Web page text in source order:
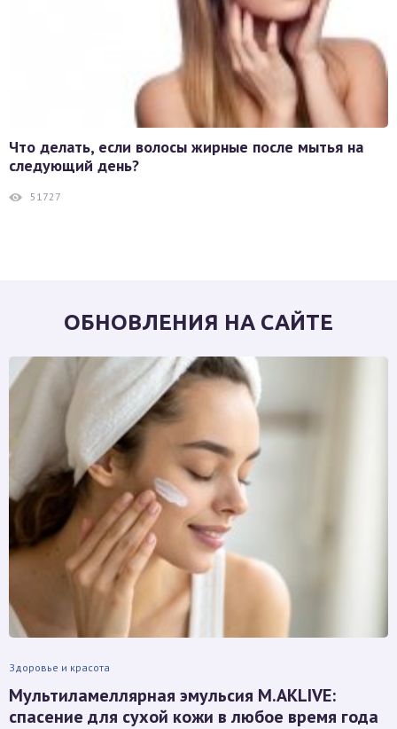
Что делать, если волосы жирные после мытья на
следующий день?
51727
ОБНОВЛЕНИЯ НА САЙТЕ
Здоровье и красота
Мультиламеллярная эмульсия M.AKLIVE:
спасение для сухой кожи в любое время года